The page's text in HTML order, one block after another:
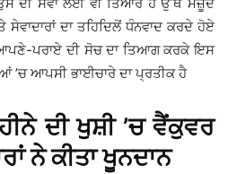
ਦੀ ਸੇਵਾ ਲਈ ਵੀ ਤਿਆਰ ਹੈ ਉੱਥੇ ਮੌਜ਼ੂਦ
ਦਾ ਤਹਿਦਿਲੋਂ ਧੰਨਵਾਦ ਕਰਦੇ ਹੋਏ
ਪਰਾਏ ਦੀ ਸੋਚ ਦਾ ਤਿਆਗ ਕਰਕੇ ਇਸ
’ਚ ਆਪਸੀ ਭਾਈਚਾਰੇ ਦਾ ਪ੍ਰਤੀਕ ਹੈ
ਦੀ ਖੁਸ਼ੀ ’ਚ ਵੈਂਕੁਵਰ
ਨੇ ਕੀਤਾ ਖੂਨਦਾਨ